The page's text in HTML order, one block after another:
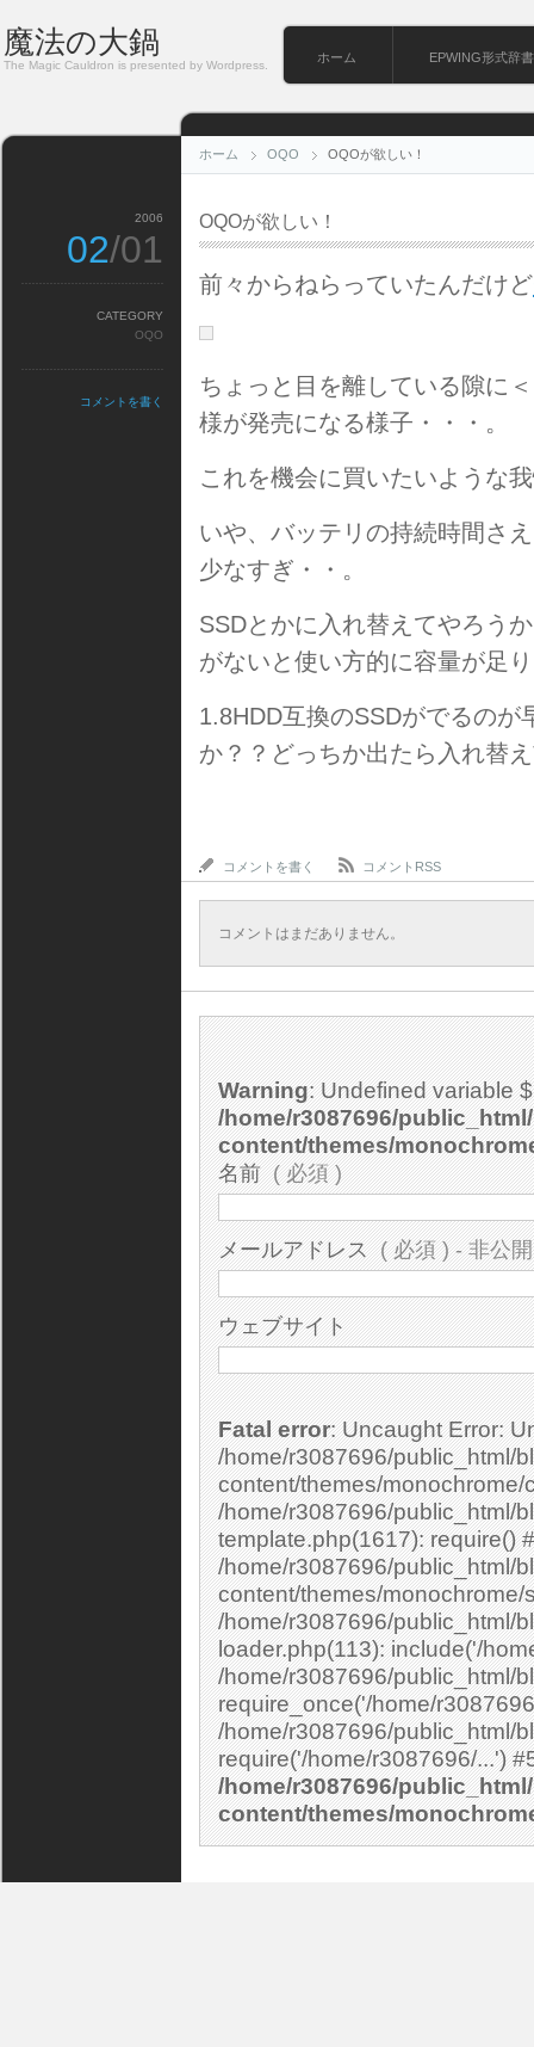
魔法の大鍋
The Magic Cauldron is presented by Wordpress.
ホーム EPWING形式辞書
ホーム OQO OQOが欲しい！
OQOが欲しい！
前々からねらっていたんだけど
ちょっと目を離している隙に
様が発売になる様子・・・。
これを機会に買いたいような
いや、バッテリの持続時間さ
少なすぎ・・。
SSDとかに入れ替えてやろう
がないと使い方的に容量が足
1.8HDD互換のSSDがでるの
か？？どっちか出たら入れ替
2006
02/01
CATEGORY
OQO
コメントを書く
コメントを書く コメントRSS
コメントはまだありません。
Warning : Undefined variable
/home/r3087696/
content/themes/
名前 ( 必須 )
メールアドレス ( 必須 ) - 非公
ウェブサイト
Fatal error: Uncaught Error: Undefined constant "cs_print_smilies" in
/home/r3087696/public_html/
content/themes/
/home/r3087696/public_html/
template.php(1617): require()
/home/r3087696/public_html/
content/themes/
/home/r3087696/public_html/
loader.php(113): include('/
/home/r3087696/public_html/
require_once('/home/
/home/r3087696/public_html/
/home/r3087696/
content/themes/